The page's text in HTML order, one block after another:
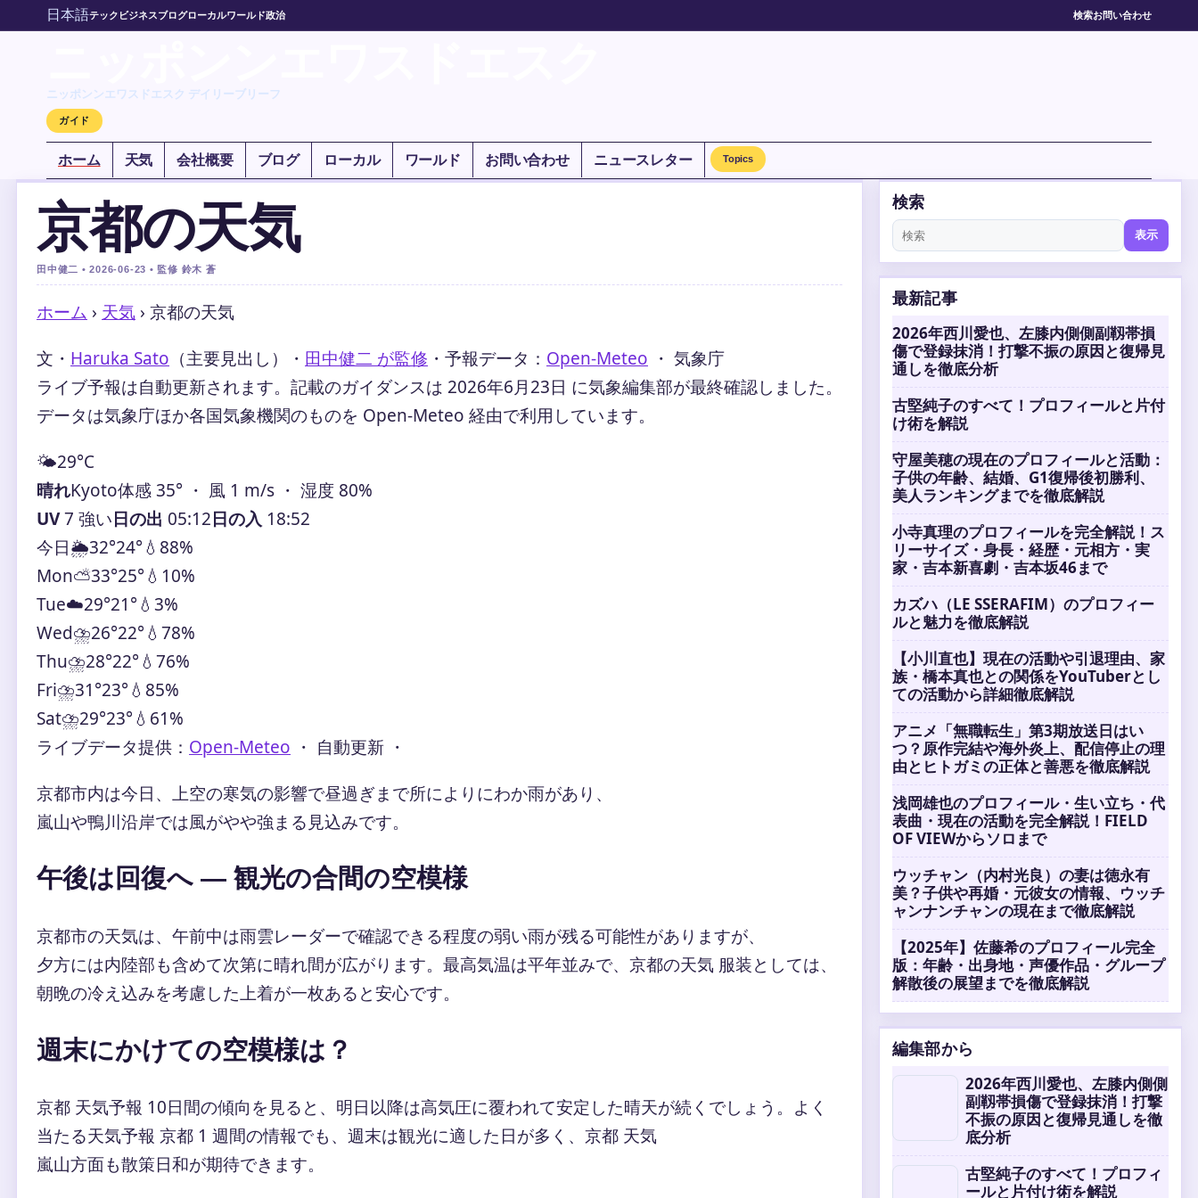
日本語テック ビジネスブログローカルワールド政治 検索お問い合わせ
ニッポンンエワスドエスク デイリーブリーフ
ガイド
ホーム 天気 会社概要 ブログ ローカル ワールド お問い合わせ ニュースレター Topics
京都の天気
田中健二 • 2026-06-23 • 監修 鈴木 蒼
ホーム › 天気 › 京都の天気
文・ Haruka Sato （主要見出し） ・ 田中健二 が監修 ・ 予報データ： Open-Meteo ・ 気象庁
ライブ予報は自動更新されます。記載のガイダンスは 2026年6月23日 に気象編集部が最終確認しました。
データは気象庁ほか各国気象機関のものを Open-Meteo 経由で利用しています。
🌤️29°C
晴れKyoto体感 35° ・ 風 1 m/s ・ 湿度 80%
UV7 強い日の出 05:12日の入 18:52
今日🌦️32°24°💧88%
Mon⛅33°25°💧10%
Tue☁️29°21°💧3%
Wed⛈️26°22°💧78%
Thu⛈️28°22°💧76%
Fri⛈️31°23°💧85%
Sat⛈️29°23°💧61%
ライブデータ提供： Open-Meteo ・ 自動更新 ・
京都市内は今日、上空の寒気の影響で昼過ぎまで所によりにわか雨があり、
嵐山や鴨川沿岸では風がやや強まる見込みです。
午後は回復へ — 観光の合間の空模様
京都市の天気は、午前中は雨雲レーダーで確認できる程度の弱い雨が残る可能性がありますが、
夕方には内陸部も含めて次第に晴れ間が広がります。最高気温は平年並みで、京都の天気 服装としては、
朝晩の冷え込みを考慮した上着が一枚あると安心です。
週末にかけての空模様は？
京都 天気予報 10日間の傾向を見ると、明日以降は高気圧に覆われて安定した晴天が続くでしょう。よく
当たる天気予報 京都 1 週間の情報でも、週末は観光に適した日が多く、京都 天気
嵐山方面も散策日和が期待できます。
検索
表示
最新記事
2026年西川愛也、左膝内側側副靱帯損
傷で登録抹消！打撃不振の原因と復帰見
通しを徹底分析
古堅純子のすべて！プロフィールと片付
け術を解説
守屋美穂の現在のプロフィールと活動：
子供の年齢、結婚、G1復帰後初勝利、
美人ランキングまでを徹底解説
小寺真理のプロフィールを完全解説！ス
リーサイズ・身長・経歴・元相方・実
家・吉本新喜劇・吉本坂46まで
カズハ（LE SSERAFIM）のプロフィー
ルと魅力を徹底解説
【小川直也】現在の活動や引退理由、家
族・橋本真也との関係をYouTuberとし
ての活動から詳細徹底解説
アニメ「無職転生」第3期放送日はい
つ？原作完結や海外炎上、配信停止の理
由とヒトガミの正体と善悪を徹底解説
浅岡雄也のプロフィール・生い立ち・代
表曲・現在の活動を完全解説！FIELD
OF VIEWからソロまで
ウッチャン（内村光良）の妻は徳永有
美？子供や再婚・元彼女の情報、ウッチ
ャンナンチャンの現在まで徹底解説
【2025年】佐藤希のプロフィール完全
版：年齢・出身地・声優作品・グループ
解散後の展望までを徹底解説
編集部から
2026年西川愛也、左膝内側側
副靱帯損傷で登録抹消！打撃
不振の原因と復帰見通しを徹
底分析
古堅純子のすべて！プロフィ
ールと片付け術を解説